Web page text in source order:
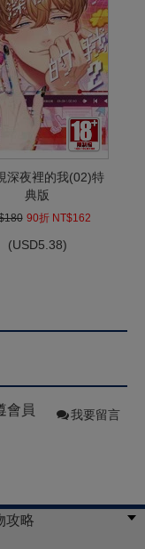
深夜裡的我(02)特
典版
90折 NT$162
(USD5.38)
會員
我要留言
攻略